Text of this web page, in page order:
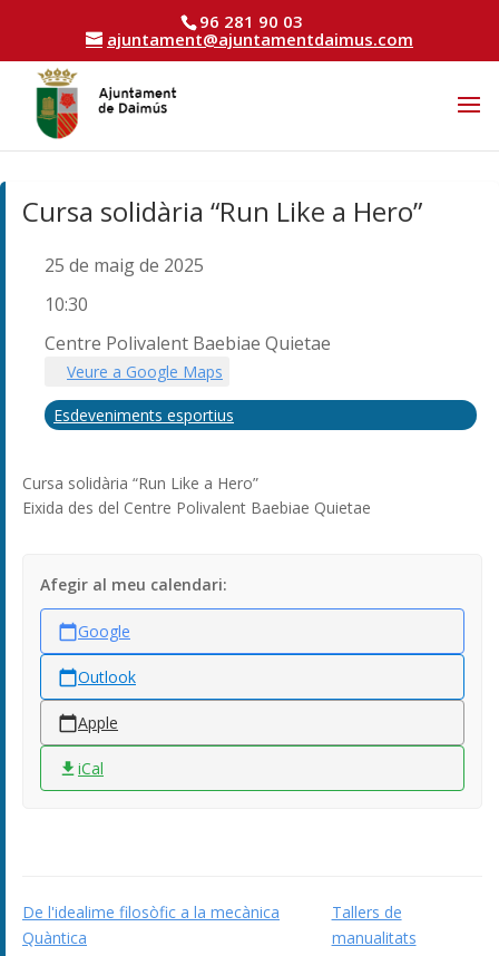
96 281 90 03
ajuntament@ajuntamentdaimus.com
Cursa solidària “Run Like a Hero”
25 de maig de 2025
10:30
Centre Polivalent Baebiae Quietae
Veure a Google Maps
Esdeveniments esportius
Cursa solidària “Run Like a Hero”
Eixida des del Centre Polivalent Baebiae Quietae
Afegir al meu calendari:
Google
Outlook
Apple
iCal
De l'idealime filosòfic a la mecànica
Quàntica
Tallers de
manualitats